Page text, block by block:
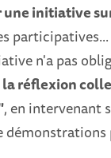
initiative
n'a pas
réflexion
, en intervenant